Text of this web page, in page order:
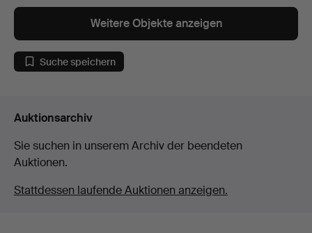
Weitere Objekte anzeigen
Suche speichern
Auktionsarchiv
Sie suchen in unserem Archiv der beendeten
Auktionen.
Stattdessen laufende Auktionen anzeigen.